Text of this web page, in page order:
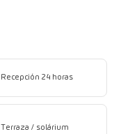
Recepción 24 horas
Terraza / solárium